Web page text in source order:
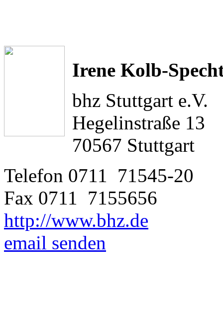
Irene Kolb-
bhz Stuttgart e.V.
Hegelinstraße 13
70567 Stuttgart
Telefon 0711 71545-20
Fax 0711 7155656
http://www.bhz.de
email senden